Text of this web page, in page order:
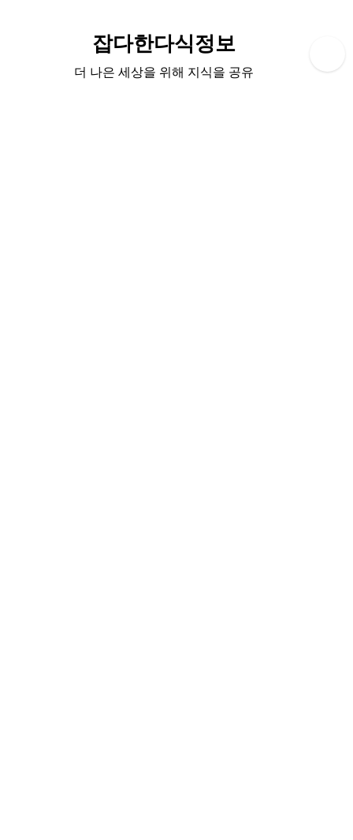
잡다한다식정보
더 나은 세상을 위해 지식을 공유